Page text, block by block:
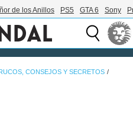
de los Anillos PS5 GTA 6 Sony
CONSEJOS Y SECRETOS